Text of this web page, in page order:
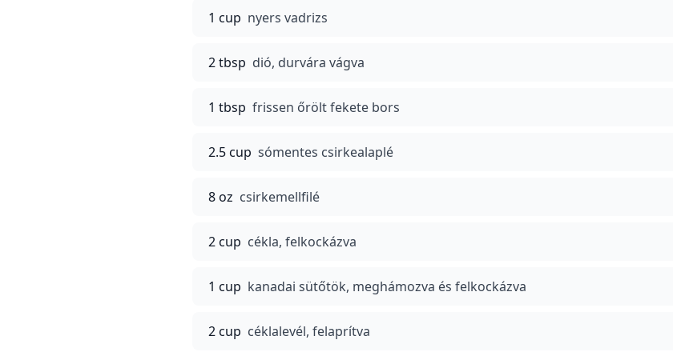
1 cup nyers vadrizs
2 tbsp dió, durvára vágva
1 tbsp frissen őrölt fekete bors
2.5 cup sómentes csirkealaplé
8 oz csirkemellfilé
2 cup cékla, felkockázva
1 cup kanadai sütőtök, meghámozva és felkockázva
2 cup céklalevél, felaprítva